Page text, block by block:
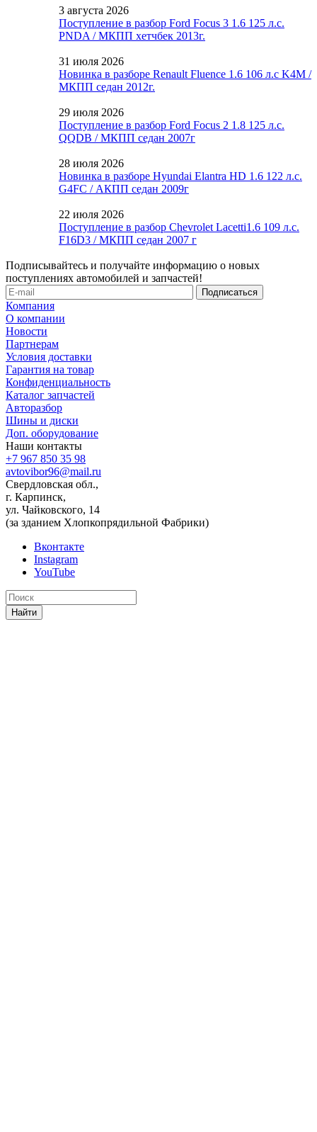
3 августа 2026
Поступление в разбор Ford Focus 3 1.6 125 л.с.
PNDA / МКПП хетчбек 2013г.
31 июля 2026
Новинка в разборе Renault Fluence 1.6 106 л.с K4M /
МКПП седан 2012г.
29 июля 2026
Поступление в разбор Ford Focus 2 1.8 125 л.с.
QQDB / МКПП седан 2007г
28 июля 2026
Новинка в разборе Hyundai Elantra HD 1.6 122 л.с.
G4FC / АКПП седан 2009г
22 июля 2026
Поступление в разбор Chevrolet Lacetti1.6 109 л.с.
F16D3 / МКПП седан 2007 г
Подписывайтесь и получайте информацию о новых
поступлениях автомобилей и запчастей!
Компания
О компании
Новости
Партнерам
Условия доставки
Гарантия на товар
Конфиденциальность
Каталог запчастей
Авторазбор
Шины и диски
Доп. оборудование
Наши контакты
+7 967 850 35 98
avtovibor96@mail.ru
Свердловская обл.,
г. Карпинск,
ул. Чайковского, 14
(за зданием Хлопкопрядильной Фабрики)
Вконтакте
Instagram
YouTube
Найти